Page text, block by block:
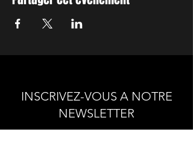
INSCRIVEZ-VOUS A NOTRE
NEWSLETTER